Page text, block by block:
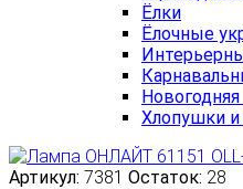
Ёлки
Ёлочные
Хлопушки и
Артикул: 7381 Остаток: 28